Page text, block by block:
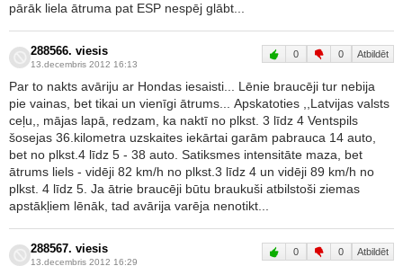
pārāk liela ātruma pat ESP nespēj glābt...
288566. viesis
13.decembris 2012 16:13
0 0 Atbildēt
Par to nakts avāriju ar Hondas iesaisti... Lēnie braucēji tur nebija
pie vainas, bet tikai un vienīgi ātrums... Apskatoties ,,Latvijas valsts
ceļu,, mājas lapā, redzam, ka naktī no plkst. 3 līdz 4 Ventspils
šosejas 36.kilometra uzskaites iekārtai garām pabrauca 14 auto,
bet no plkst.4 līdz 5 - 38 auto. Satiksmes intensitāte maza, bet
ātrums liels - vidēji 82 km/h no plkst.3 līdz 4 un vidēji 89 km/h no
plkst. 4 līdz 5. Ja ātrie braucēji būtu braukuši atbilstoši ziemas
apstākļiem lēnāk, tad avārija varēja nenotikt...
288567. viesis
13.decembris 2012 16:29
0 0 Atbildēt